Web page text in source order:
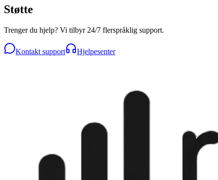
Støtte
Trenger du hjelp? Vi tilbyr 24/7 flerspråklig support.
Kontakt support Hjelpesenter